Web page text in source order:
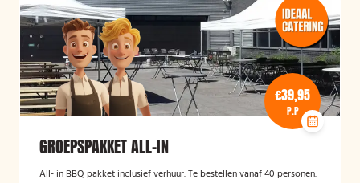
€39,95
P.P
GROEPSPAKKET ALL-IN
All- in BBQ pakket inclusief verhuur. Te bestellen vanaf 40 personen.